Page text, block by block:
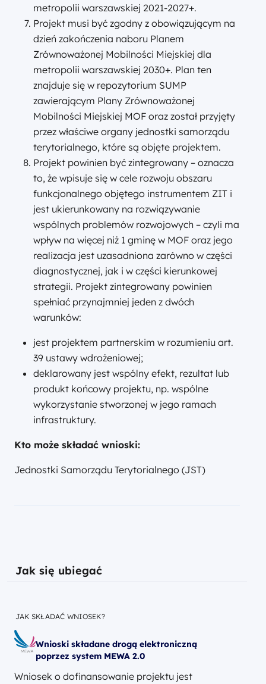
metropolii warszawskiej 2021-2027+.
Projekt musi być zgodny z obowiązującym na
dzień zakończenia naboru Planem
Zrównoważonej Mobilności Miejskiej dla
metropolii warszawskiej 2030+. Plan ten
znajduje się w repozytorium SUMP
zawierającym Plany Zrównoważonej
Mobilności Miejskiej MOF oraz został przyjęty
przez właściwe organy jednostki samorządu
terytorialnego, które są objęte projektem.
Projekt powinien być zintegrowany – oznacza
to, że wpisuje się w cele rozwoju obszaru
funkcjonalnego objętego instrumentem ZIT i
jest ukierunkowany na rozwiązywanie
wspólnych problemów rozwojowych – czyli ma
wpływ na więcej niż 1 gminę w MOF oraz jego
realizacja jest uzasadniona zarówno w części
diagnostycznej, jak i w części kierunkowej
strategii. Projekt zintegrowany powinien
spełniać przynajmniej jeden z dwóch
warunków:
jest projektem partnerskim w rozumieniu art.
39 ustawy wdrożeniowej;
deklarowany jest wspólny efekt, rezultat lub
produkt końcowy projektu, np. wspólne
wykorzystanie stworzonej w jego ramach
infrastruktury.
Kto może składać wnioski:
Jednostki Samorządu Terytorialnego (JST)
Jak się ubiegać
JAK SKŁADAĆ WNIOSEK?
Wnioski składane drogą elektroniczną
poprzez system MEWA 2.0
Wniosek o dofinansowanie projektu jest